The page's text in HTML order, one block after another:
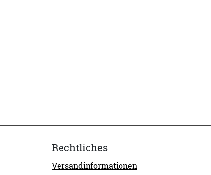
Rechtliches
Versandinformationen